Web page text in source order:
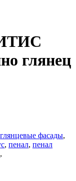
глянец
глянцевые фасады,
, пенал, пенал
,